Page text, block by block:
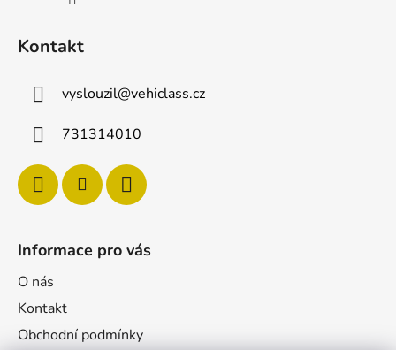
Kontakt
vyslouzil@vehiclass.cz
731314010
Informace pro vás
O nás
Kontakt
Obchodní podmínky